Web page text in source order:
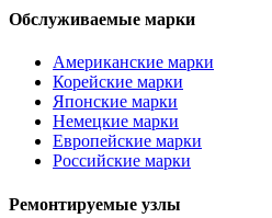
Обслуживаемые марки
Американские марки
Корейские марки
Японские марки
Немецкие марки
Европейские марки
Российские марки
Ремонтируемые узлы